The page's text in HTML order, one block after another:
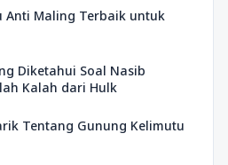
Anti Maling Terbaik untuk
Diketahui Soal Nasib
Kalah dari Hulk
Tentang Gunung Kelimutu